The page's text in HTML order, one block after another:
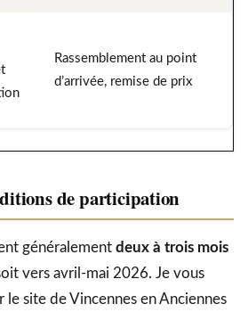
Rassemblement au point
d’arrivée, remise de prix
de participation
généralement deux à trois mois
vers avril-mai 2026. Je vous
le site de Vincennes en Anciennes